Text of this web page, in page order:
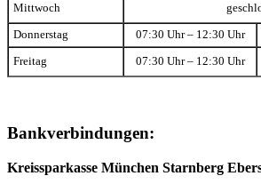
Mittwoch
Donnerstag 07:30 Uhr – 12:30 Uhr
Freitag 07:30 Uhr – 12:30 Uhr
Bankverbindungen:
Kreissparkasse München Starnberg